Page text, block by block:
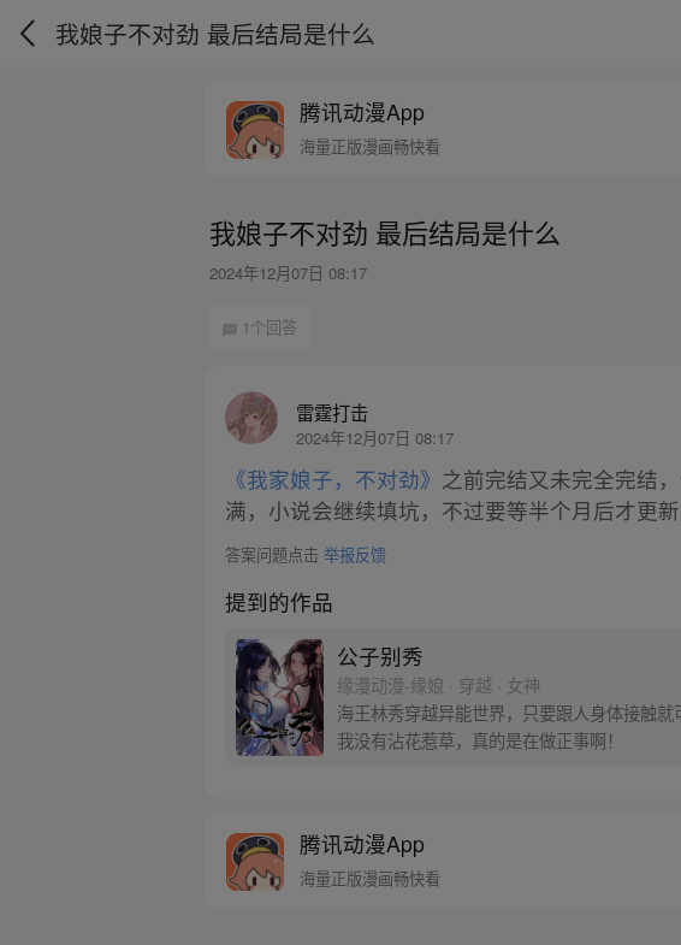
我娘子不对劲 最后结局是什么
腾讯动漫App
海量正版漫画畅快看
我娘子不对劲 最后结局是什么
2024年12月07日 08:17
1个回答
雷霆打击
2024年12月07日 08:17
《我家娘子，不对劲》 之前完结又未完全完结
满，小说会继续填坑，不过要等半个月后才更
答案问题点击举报反馈
提到的作品
公子别秀
缘漫动漫-缘娘 · 穿越 · 女神
海王林秀穿越异能世界，只要跟人身体接触
我没有沾花惹草，真的是在做正事啊！
腾讯动漫App
海量正版漫画畅快看